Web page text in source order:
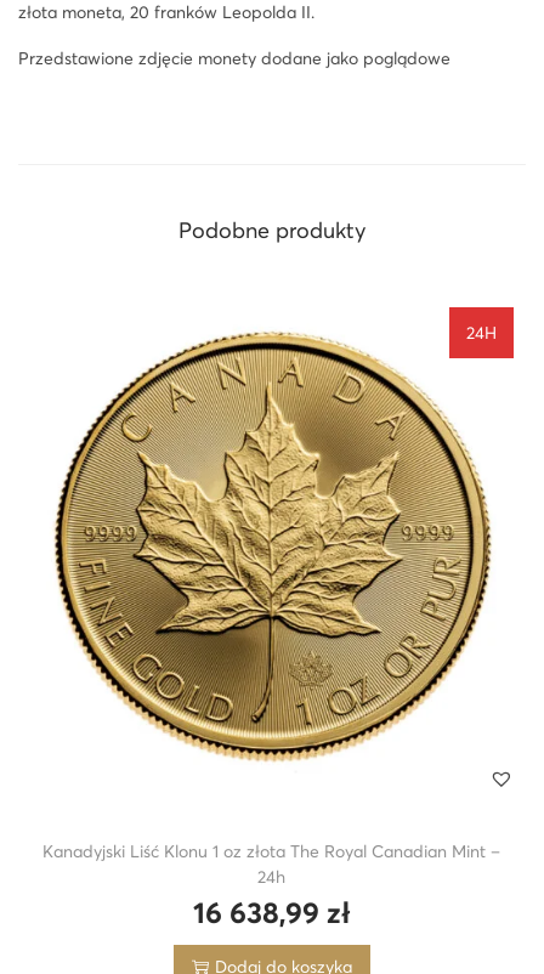
złota moneta, 20 franków Leopolda II.
Przedstawione zdjęcie monety dodane jako poglądowe
Podobne produkty
Kanadyjski Liść Klonu 1 oz złota The Royal Canadian Mint –
24h
16 638,99 zł
24H
Dodaj do koszyka